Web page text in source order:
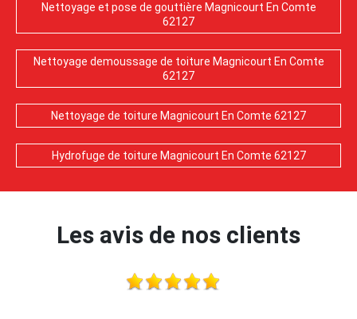
Nettoyage et pose de gouttière Magnicourt En Comte
62127
Nettoyage demoussage de toiture Magnicourt En Comte
62127
Nettoyage de toiture Magnicourt En Comte 62127
Hydrofuge de toiture Magnicourt En Comte 62127
Les avis de nos clients